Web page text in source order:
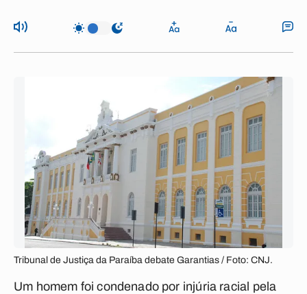
Tribunal de Justiça da Paraíba debate Garantias / Foto: CNJ.
Um homem foi condenado por injúria racial pela